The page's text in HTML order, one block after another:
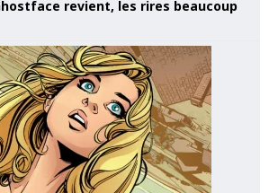
revient, les rires beaucoup